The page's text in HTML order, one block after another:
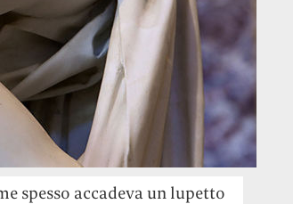
spesso accadeva un lupetto